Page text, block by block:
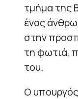
τμήμα της
ένας
στην
τη φωτιά,
του.
Ο